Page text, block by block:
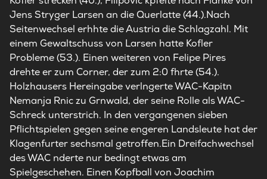
Jens Stryger Larsen an die Querlatte (44.).Nach
Seitenwechsel erhhte die Austria die Schlagzahl. Mit
einem Gewaltschuss von Larsen hatte Kofler
Probleme (53.). Einen weiteren von Felipe Pires
drehte er zum Corner, der zum 2:0 fhrte (54.).
Holzhausers Hereingabe verlngerte WAC-Kapitn
Nemanja Rnic zu Grnwald, der seine Rolle als WAC-
Schreck unterstrich. In den vergangenen sieben
Pflichtspielen gegen seine engeren Landsleute hat der
Klagenfurter sechsmal getroffen.Ein Dreifachwechsel
des WAC nderte nur bedingt etwas am
Spielgeschehen. Einen Kopfball von Joachim